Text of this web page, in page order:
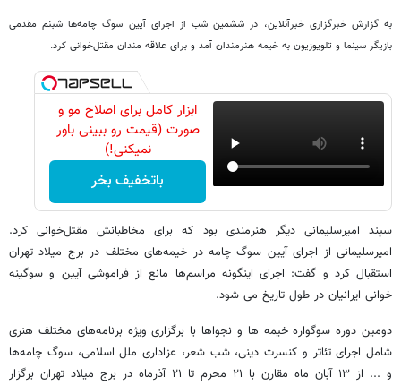
به گزارش خبرگزاری خبرآنلاین، در ششمین شب از اجرای آیین سوگ‌ چامه‌ها شبنم مقدمی
بازیگر سینما و تلویوزیون به خیمه هنرمندان آمد و برای علاقه مندان مقتل‌خوانی کرد.
ابزار کامل برای اصلاح مو و
صورت (قیمت رو ببینی باور
نمیکنی!)
باتخفیف بخر
سپند امیرسلیمانی دیگر هنرمندی بود که برای مخاطبانش مقتل‌خوانی کرد.
امیرسلیمانی از اجرای آیین سوگ چامه در خیمه‌های مختلف در برج میلاد تهران
استقبال کرد و گفت: اجرای اینگونه مراسم‌ها مانع از فراموشی آیین و سوگینه
خوانی ایرانیان در طول تاریخ می شود.
دومین دوره سوگواره خیمه ها و نجواها با برگزاری ویژه برنامه‌های مختلف هنری
شامل اجرای تئاتر و کنسرت دینی، شب شعر، عزاداری ملل اسلامی، سوگ چامه‌ها
و ... از ۱۳ آبان ماه مقارن با ۲۱ محرم تا ۲۱ آذرماه در برج میلاد تهران برگزار